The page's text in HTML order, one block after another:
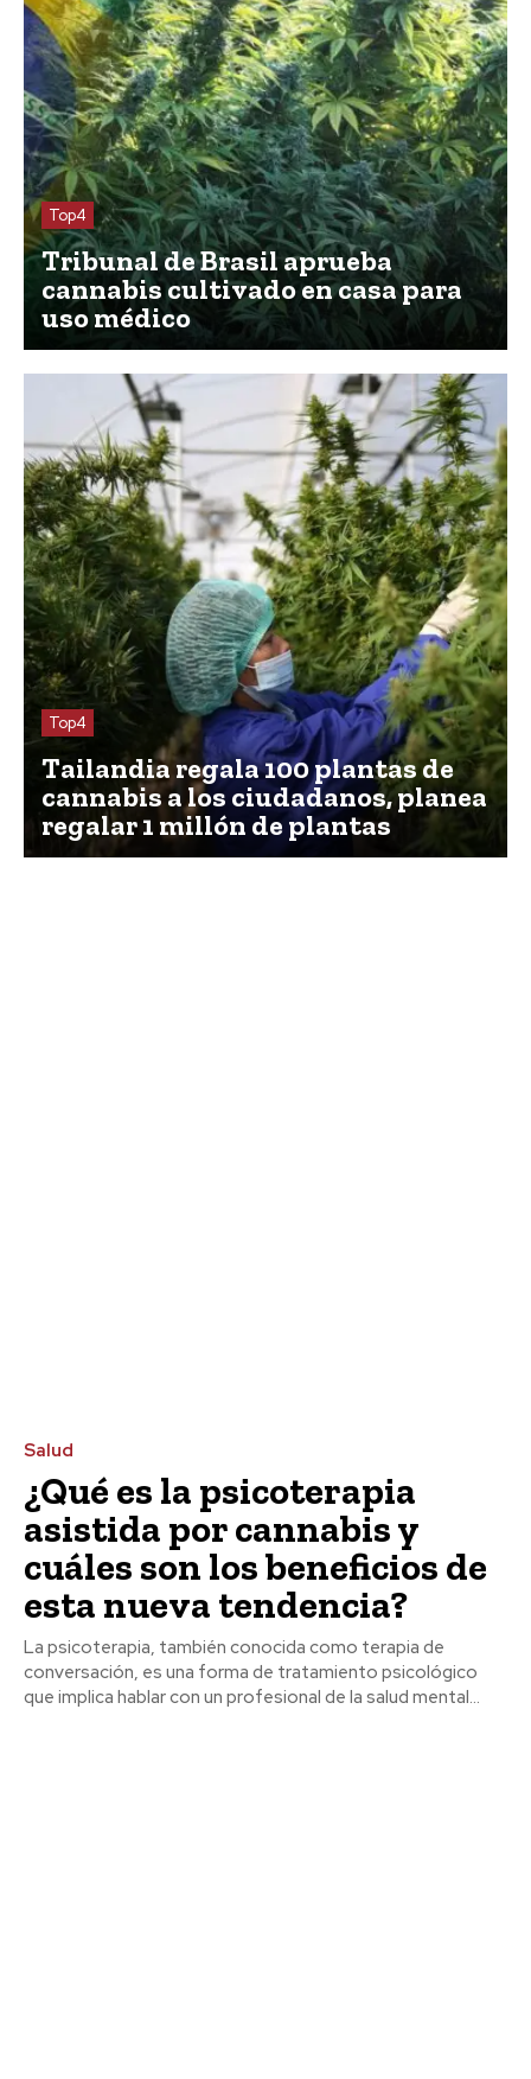
Top4
Tribunal de Brasil aprueba
cannabis cultivado en casa para
uso médico
Top4
Tailandia regala 100 plantas de
cannabis a los ciudadanos, planea
regalar 1 millón de plantas
Salud
¿Qué es la psicoterapia
asistida por cannabis y
cuáles son los beneficios de
esta nueva tendencia?
La psicoterapia, también conocida como terapia de
conversación, es una forma de tratamiento psicológico
que implica hablar con un profesional de la salud mental...